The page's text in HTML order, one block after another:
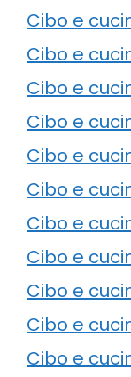
Cibo e
Cibo e
Cibo e
Cibo e
Cibo e
Cibo e
Cibo e
Cibo e
Cibo e
Cibo e
Cibo e